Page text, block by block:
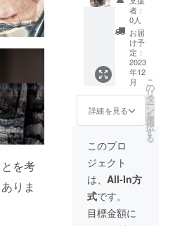
を考
りま
い。
す。 配
送や受
取先で
の配置
にサ
ポート
が必要
な方
は、備
考欄に
ご希望
入くだ
さい。
必要な
い方は
「な
し」と
ご記入
くださ
ブロッ
ちらの
レジン
ブロッ
ク、職
人が使
う方の
ためを
考え、
頑丈に
結果
40kgと
重量が
あるも
のに
なって
おりま
す。 配
者：
0人
お届
け予
定：
2023
年12
月
詳細を見る
こ
の
リ
タ
ー
ン
を
選
択
す
る
このプロ
ジェクト
は、 All-In方
式です。
目標金額に